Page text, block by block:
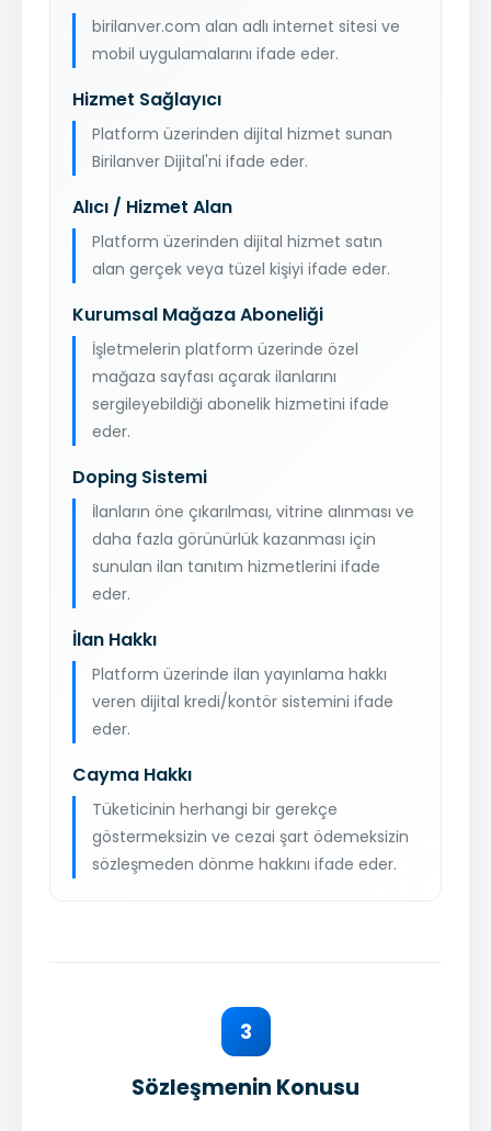
birilanver.com alan adlı internet sitesi ve
mobil uygulamalarını ifade eder.
Hizmet Sağlayıcı
Platform üzerinden dijital hizmet sunan
Birilanver Dijital'ni ifade eder.
Alıcı / Hizmet Alan
Platform üzerinden dijital hizmet satın
alan gerçek veya tüzel kişiyi ifade eder.
Kurumsal Mağaza Aboneliği
İşletmelerin platform üzerinde özel
mağaza sayfası açarak ilanlarını
sergileyebildiği abonelik hizmetini ifade
eder.
Doping Sistemi
İlanların öne çıkarılması, vitrine alınması ve
daha fazla görünürlük kazanması için
sunulan ilan tanıtım hizmetlerini ifade
eder.
İlan Hakkı
Platform üzerinde ilan yayınlama hakkı
veren dijital kredi/kontör sistemini ifade
eder.
Cayma Hakkı
Tüketicinin herhangi bir gerekçe
göstermeksizin ve cezai şart ödemeksizin
sözleşmeden dönme hakkını ifade eder.
3
Sözleşmenin Konusu